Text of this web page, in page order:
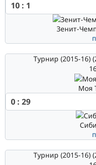
10 : 1
Зенит-
Турнир (2015-16)
Моя
0 : 29
Турнир (2015-16)